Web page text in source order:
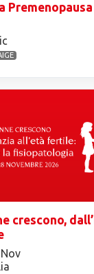
crescono,